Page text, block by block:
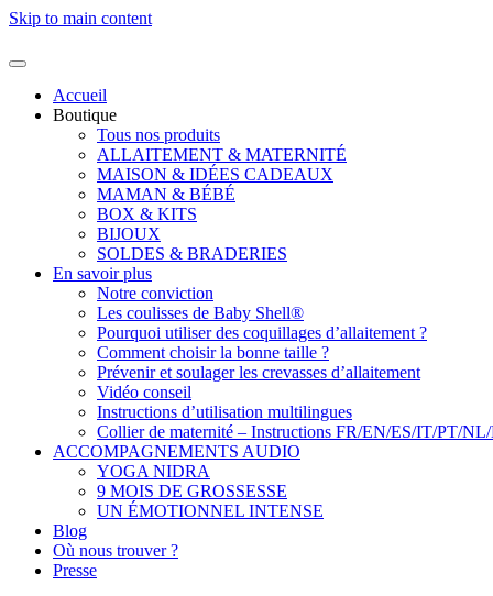
Skip to main content
Accueil
Boutique
Tous nos produits
ALLAITEMENT & MATERNITÉ
MAISON & IDÉES CADEAUX
MAMAN & BÉBÉ
BOX & KITS
BIJOUX
SOLDES & BRADERIES
En savoir plus
Notre conviction
Les coulisses de Baby Shell®
Pourquoi utiliser des coquillages d’allaitement ?
Comment choisir la bonne taille ?
Prévenir et soulager les crevasses d’allaitement
Vidéo conseil
Instructions d’utilisation multilingues
Collier de maternité – Instructions FR/EN/ES/IT/PT/
ACCOMPAGNEMENTS AUDIO
YOGA NIDRA
9 MOIS DE GROSSESSE
UN ÉMOTIONNEL INTENSE
Blog
Où nous trouver ?
Presse